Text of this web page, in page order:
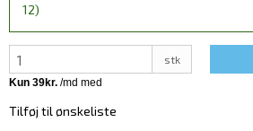
12)
stk
Tilføj til ønskeliste